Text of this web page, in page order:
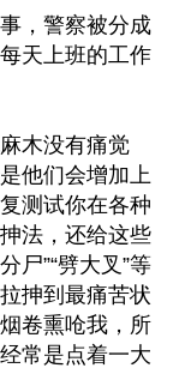
，警察被分成
天上班的工作
木没有痛觉
他们会增加上
测试你在各种
法，还给这些
尸”“劈大叉”等
抻到最痛苦状
卷熏呛我，所
常是点着一大